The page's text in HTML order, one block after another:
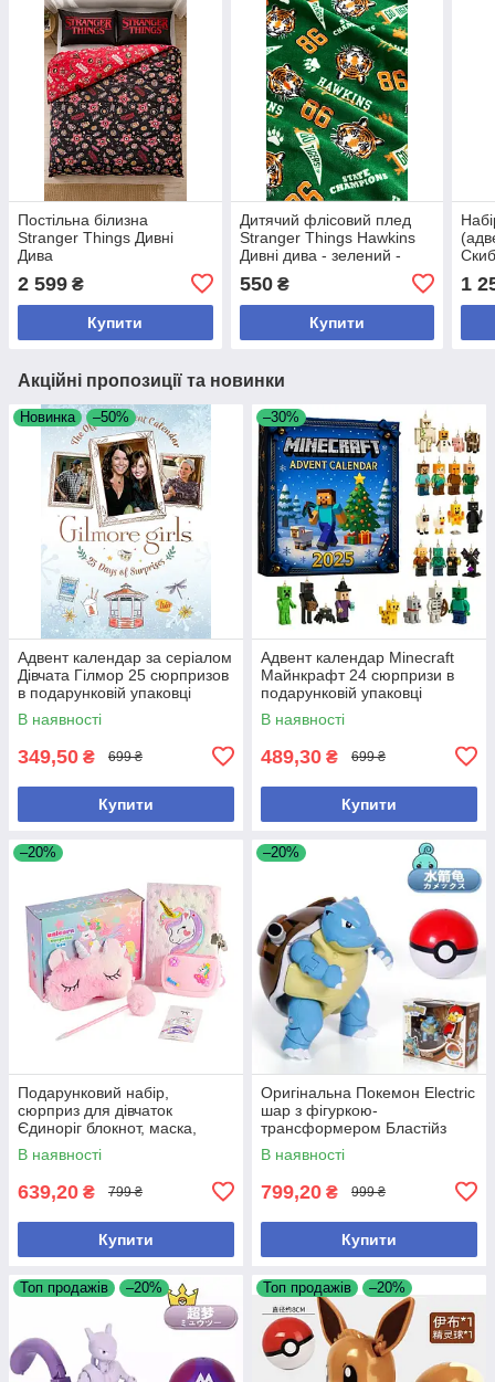
Постільна білизна
Stranger Things Дивні
Дива
2 599 ₴
Купити
Дитячий флісовий плед
Stranger Things Hawkins
Дивні дива - зелений -
550₴
Купити
1
Акційні пропозиції та новинки
Новинка –50%
Адвент календар за серіалом
Дівчата Гілмор 25 сюрпризов
в подарунковій упаковці
В наявності
349,50 ₴ 699 ₴
Купити
–30%
Адвент календар Minecraft
Майнкрафт 24 сюрпризи в
подарунковій упаковці
В наявності
489,30 ₴ 699 ₴
Купити
–20%
Подарунковий набір,
сюрприз для дівчаток
Єдиноріг блокнот, маска,
ручка, заколки, гаманець
В наявності
639,20 ₴ 799 ₴
Купити
–20%
Оригінальна Покемон Electric
шар з фігуркою-
трансформером Бластійз
В наявності
799,20 ₴ 999 ₴
Купити
Топ продажів –20% Топ продажів –20%